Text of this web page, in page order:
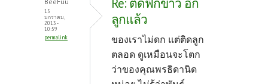
15
มกราคม,
2013 -
10:59
permalink
ลูกแล้ว
ของเราไม่ดก แต่ติดลูก
ตลอด ดูเหมือนจะโตก
ว่าของคุณพรธิดานิด